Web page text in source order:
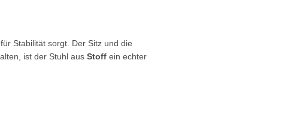
für Stabilität sorgt. Der Sitz und die
ist der Stuhl ausStoffein echter